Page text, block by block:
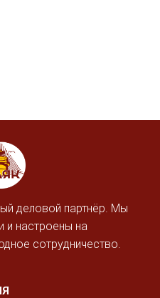
деловой партнёр. Мы
настроены на
сотрудничество.